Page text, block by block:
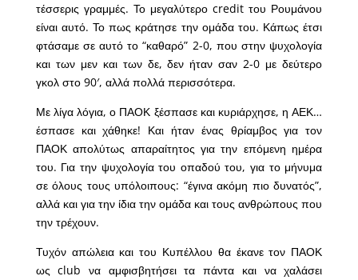
τέσσερις γραμμές. Το μεγαλύτερο credit του Ρουμάνου
είναι αυτό. Το πως κράτησε την ομάδα του. Κάπως έτσι
φτάσαμε σε αυτό το “καθαρό” 2-0, που στην ψυχολογία
και των μεν και των δε, δεν ήταν σαν 2-0 με δεύτερο
γκολ στο 90′, αλλά πολλά περισσότερα.
Με λίγα λόγια, ο ΠΑΟΚ ξέσπασε και κυριάρχησε, η ΑΕΚ…
έσπασε και χάθηκε! Και ήταν ένας θρίαμβος για τον
ΠΑΟΚ απολύτως απαραίτητος για την επόμενη ημέρα
του. Για την ψυχολογία του οπαδού του, για το μήνυμα
σε όλους τους υπόλοιπους: “έγινα ακόμη πιο δυνατός”,
αλλά και για την ίδια την ομάδα και τους ανθρώπους που
την τρέχουν.
Τυχόν απώλεια και του Κυπέλλου θα έκανε τον ΠΑΟΚ
ως club να αμφισβητήσει τα πάντα και να χαλάσει